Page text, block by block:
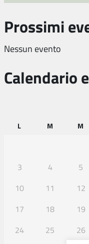
Prossimi
Nessun evento
Calendario
L M M
3
4 5
10
11 12
17
18 19
24
25 26